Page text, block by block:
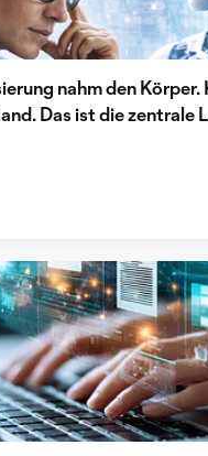
nahm den Körper.
Das ist die zentrale